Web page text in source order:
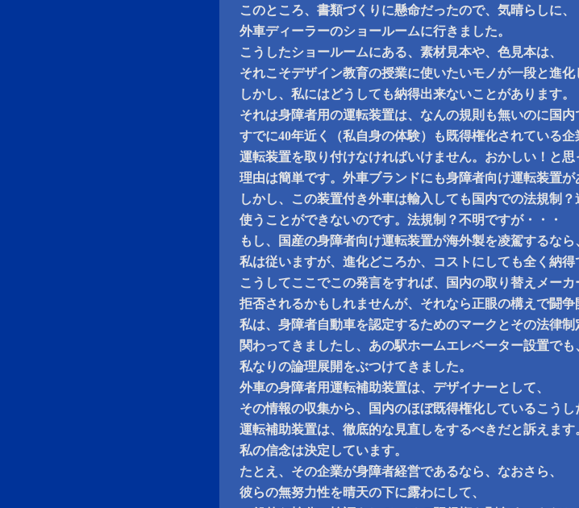
このところ、書類づくりに懸命だったので、気晴らしに、
外車ディーラーのショールームに行きました。
こうしたショールームにある、素材見本や、色見本は、
それこそデザイン教育の授業に使いたいモノが一段と進化
しかし、私にはどうしても納得出来ないことがあります。
それは身障者用の運転装置は、なんの規則も無いのに国内
すでに40年近く（私自身の体験）も既得権化されている企
運転装置を取り付けなければいけません。おかしい！と思
理由は簡単です。外車ブランドにも身障者向け運転装置が
しかし、この装置付き外車は輸入しても国内での法規制？
使うことができないのです。法規制？不明ですが・・・
もし、国産の身障者向け運転装置が海外製を凌駕するなら
私は従いますが、進化どころか、コストにしても全く納得
こうしてここでこの発言をすれば、国内の取り替えメーカ
拒否されるかもしれませんが、それなら正眼の構えで闘争
私は、身障者自動車を認定するためのマークとその法律制
関わってきましたし、あの駅ホームエレベーター設置でも
私なりの論理展開をぶつけてきました。
外車の身障者用運転補助装置は、デザイナーとして、
その情報の収集から、国内のほぼ既得権化しているこうし
運転補助装置は、徹底的な見直しをするべきだと訴えます
私の信念は決定しています。
たとえ、その企業が身障者経営であるなら、なおさら、
彼らの無努力性を晴天の下に露わにして、